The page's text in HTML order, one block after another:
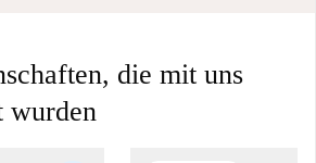
die mit uns
wurden